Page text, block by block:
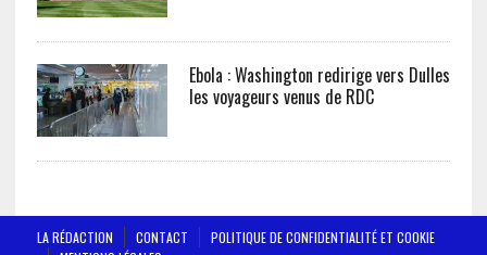
Ebola : Washington redirige vers Dulles
les voyageurs venus de RDC
LA RÉDACTION CONTACT
POLITIQUE DE CONFIDENTIALITÉ ET COOKIE